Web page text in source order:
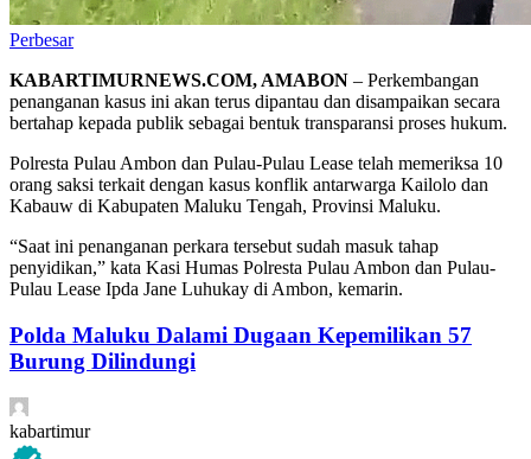
Perbesar
KABARTIMURNEWS.COM, AMABON – Perkembangan
penanganan kasus ini akan terus dipantau dan disampaikan secara
bertahap kepada publik sebagai bentuk transparansi proses hukum.
Polresta Pulau Ambon dan Pulau-Pulau Lease telah memeriksa 10
orang saksi terkait dengan kasus konflik antarwarga Kailolo dan
Kabauw di Kabupaten Maluku Tengah, Provinsi Maluku.
“Saat ini penanganan perkara tersebut sudah masuk tahap
penyidikan,” kata Kasi Humas Polresta Pulau Ambon dan Pulau-
Pulau Lease Ipda Jane Luhukay di Ambon, kemarin.
Polda Maluku Dalami Dugaan Kepemilikan 57
Burung Dilindungi
kabartimur